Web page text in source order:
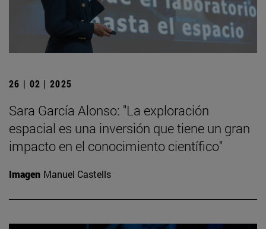
26 | 02 | 2025
Sara García Alonso: "La exploración
espacial es una inversión que tiene un gran
impacto en el conocimiento científico"
Imagen Manuel Castells